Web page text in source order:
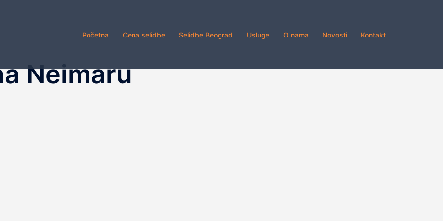
Početna Cena selidbe Selidbe Beograd Usluge O nama Novosti Kontakt
Neimaru